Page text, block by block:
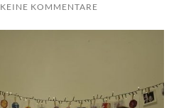
KEINE KOMMENTARE